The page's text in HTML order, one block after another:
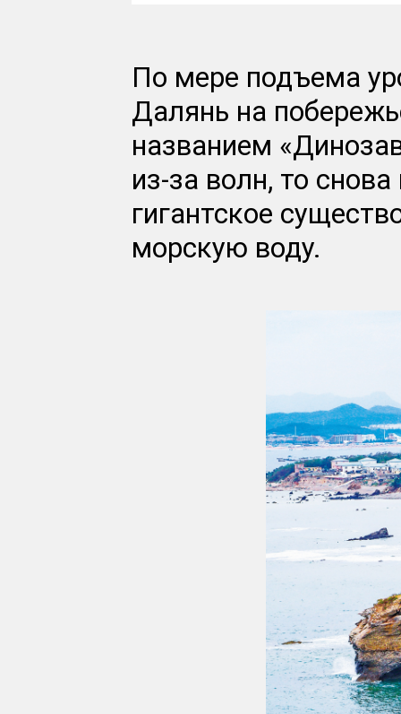
По мере подъема
Далянь на
названием
из-за волн, то
гигантское
морскую воду.